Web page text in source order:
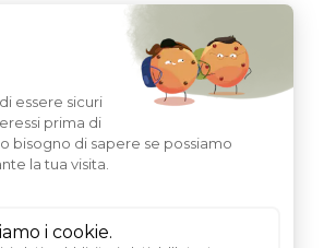
DI MILIBOO
e quali sono i nostri valori
generali di vendita
e sponsorizzazione